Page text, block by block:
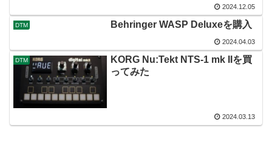
2024.12.05
DTM Behringer WASP Deluxeを購入
2024.04.03
DTM
KORG Nu:Tekt NTS-1 mk IIを買
ってみた
2024.03.13